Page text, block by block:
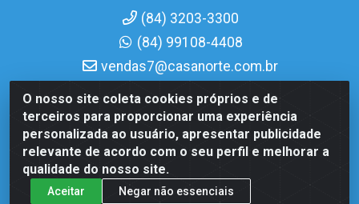
O nosso site coleta cookies próprios e de
terceiros para proporcionar uma experiência
personalizada ao usuário, apresentar publicidade
relevante de acordo com o seu perfil e melhorar a
qualidade do nosso site.
Aceitar Negar não essenciais
(84) 3203-3300
(84) 99108-4408
vendas7@casanorte.com.br
Casa Norte LTDA - Av. Interventor Mário Câmara, 1815 - Dix-
Sept Rosado, Natal/RN - CEP 59054-600 - CNPJ
08.713.513/0001-51